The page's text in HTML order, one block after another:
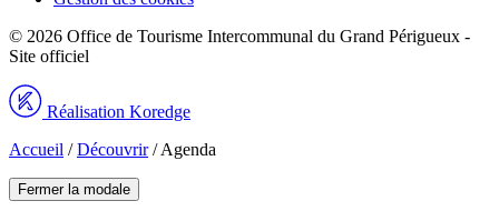
© 2026 Office de Tourisme Intercommunal du Grand Périgueux -
Site officiel
Réalisation Koredge
Accueil /Découvrir/Agenda
Fermer la modale